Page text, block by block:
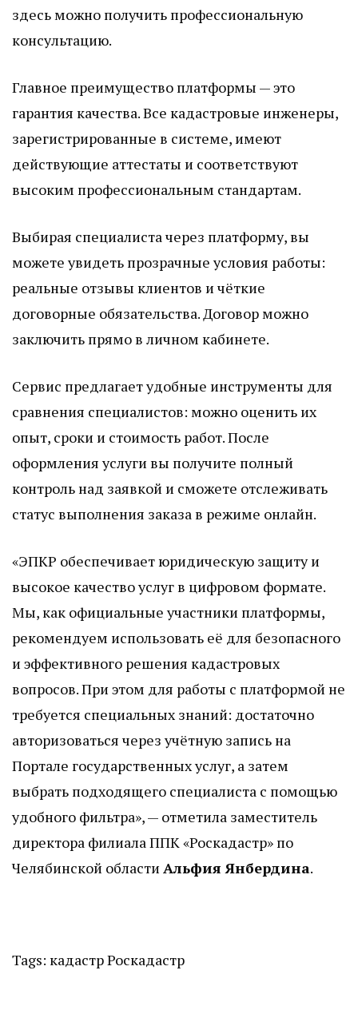
здесь можно получить профессиональную
консультацию.
Главное преимущество платформы — это
гарантия качества. Все кадастровые инженеры,
зарегистрированные в системе, имеют
действующие аттестаты и соответствуют
высоким профессиональным стандартам.
Выбирая специалиста через платформу, вы
можете увидеть прозрачные условия работы:
реальные отзывы клиентов и чёткие
договорные обязательства. Договор можно
заключить прямо в личном кабинете.
Сервис предлагает удобные инструменты для
сравнения специалистов: можно оценить их
опыт, сроки и стоимость работ. После
оформления услуги вы получите полный
контроль над заявкой и сможете отслеживать
статус выполнения заказа в режиме онлайн.
«ЭПКР обеспечивает юридическую защиту и
высокое качество услуг в цифровом формате.
Мы, как официальные участники платформы,
рекомендуем использовать её для безопасного
и эффективного решения кадастровых
вопросов. При этом для работы с платформой не
требуется специальных знаний: достаточно
авторизоваться через учётную запись на
Портале государственных услуг, а затем
выбрать подходящего специалиста с помощью
удобного фильтра», — отметила заместитель
директора филиала ППК «Роскадастр» по
Челябинской области Альфия Янбердина.
Tags: кадастрРоскадастр